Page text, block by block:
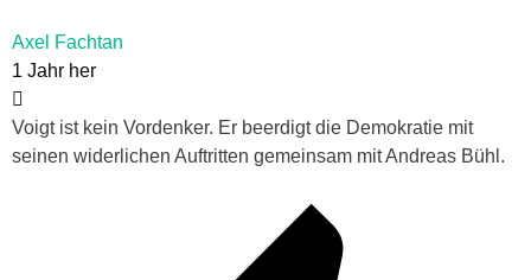
Axel Fachtan
1 Jahr her
Voigt ist kein Vordenker. Er beerdigt die Demokratie mit
seinen widerlichen Auftritten gemeinsam mit Andreas Bühl.